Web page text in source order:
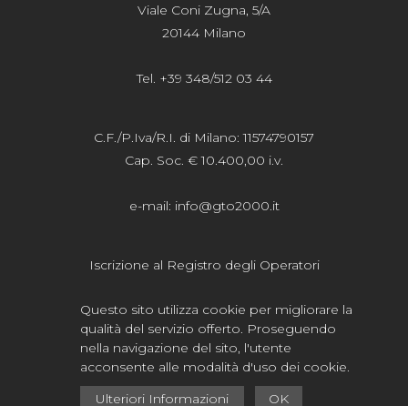
Viale Coni Zugna, 5/A
20144 Milano
Tel. +39 348/512 03 44
C.F./P.Iva/R.I. di Milano: 11574790157
Cap. Soc. € 10.400,00 i.v.
e-mail: info@gto2000.it
Iscrizione al Registro degli Operatori
Privacy -Cookie
Questo sito utilizza cookie per migliorare la
qualità del servizio offerto. Proseguendo
nella navigazione del sito, l'utente
acconsente alle modalità d'uso dei cookie.
Ulteriori Informazioni
OK